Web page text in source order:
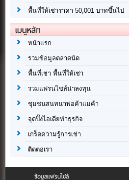
พื้นที่ให้เช่าราคา 50,001 บาทขึ้นไป
เมนูหลัก
หน้าแรก
รวมข้อมูลตลาดนัด
พื้นที่เช่า พื้นที่ให้เช่า
รวมแฟรนไชส์น่าลงทุน
ชุมชนสนทนาพ่อค้าแม่ค้า
จุดปิ๊งไอเดียทำธุรกิจ
เกร็ดความรู้การเช่า
ติดต่อเรา
ข้อมูลแฟรนไชส์